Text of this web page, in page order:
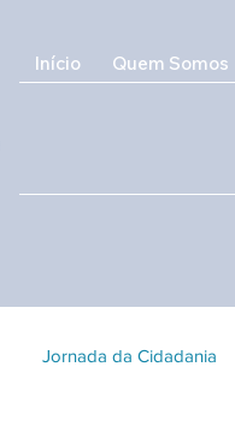
Início Quem Somos
Jornada da Cidadania